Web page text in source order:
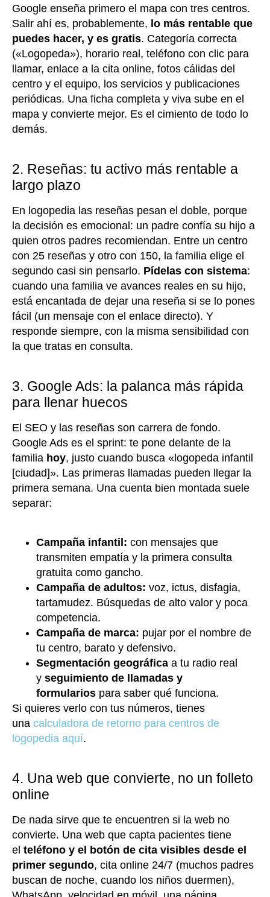
Google enseña primero el mapa con tres centros.
Salir ahí es, probablemente, lo más rentable que
puedes hacer, y es gratis. Categoría correcta
(«Logopeda»), horario real, teléfono con clic para
llamar, enlace a la cita online, fotos cálidas del
centro y el equipo, los servicios y publicaciones
periódicas. Una ficha completa y viva sube en el
mapa y convierte mejor. Es el cimiento de todo lo
demás.
2. Reseñas: tu activo más rentable a
largo plazo
En logopedia las reseñas pesan el doble, porque
la decisión es emocional: un padre confía su hijo a
quien otros padres recomiendan. Entre un centro
con 25 reseñas y otro con 150, la familia elige el
segundo casi sin pensarlo. Pídelas con sistema:
cuando una familia ve avances reales en su hijo,
está encantada de dejar una reseña si se lo pones
fácil (un mensaje con el enlace directo). Y
responde siempre, con la misma sensibilidad con
la que tratas en consulta.
3. Google Ads: la palanca más rápida
para llenar huecos
El SEO y las reseñas son carrera de fondo.
Google Ads es el sprint: te pone delante de la
familia hoy, justo cuando busca «logopeda infantil
[ciudad]». Las primeras llamadas pueden llegar la
primera semana. Una cuenta bien montada suele
separar:
Campaña infantil: con mensajes que
transmiten empatía y la primera consulta
gratuita como gancho.
Campaña de adultos: voz, ictus, disfagia,
tartamudez. Búsquedas de alto valor y poca
competencia.
Campaña de marca: pujar por el nombre de
tu centro, barato y defensivo.
Segmentación geográfica a tu radio real
y seguimiento de llamadas y
formularios para saber qué funciona.
Si quieres verlo con tus números, tienes
una calculadora de retorno para centros de
logopedia aquí.
4. Una web que convierte, no un folleto
online
De nada sirve que te encuentren si la web no
convierte. Una web que capta pacientes tiene
el teléfono y el botón de cita visibles desde el
primer segundo, cita online 24/7 (muchos padres
buscan de noche, cuando los niños duermen),